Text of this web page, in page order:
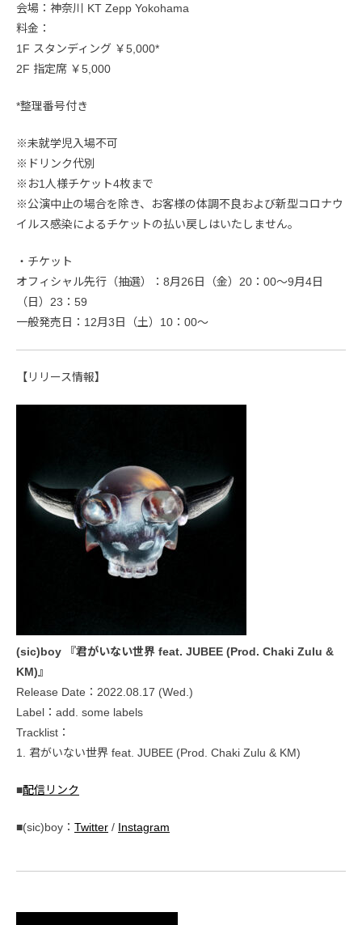
会場：神奈川 KT Zepp Yokohama
料金：
1F スタンディング ￥5,000*
2F 指定席 ￥5,000
*整理番号付き
※未就学児入場不可
※ドリンク代別
※お1人様チケット4枚まで
※公演中止の場合を除き、お客様の体調不良および新型コロナウ
イルス感染によるチケットの払い戻しはいたしません。
・チケット
オフィシャル先行（抽選）：8月26日（金）20：00〜9月4日
（日）23：59
一般発売日：12月3日（土）10：00〜
【リリース情報】
(sic)boy 『君がいない世界 feat. JUBEE (Prod. Chaki Zulu &
KM)』
Release Date：2022.08.17 (Wed.)
Label：add. some labels
Tracklist：
1. 君がいない世界 feat. JUBEE (Prod. Chaki Zulu & KM)
■配信リンク
■(sic)boy： Twitter / Instagram